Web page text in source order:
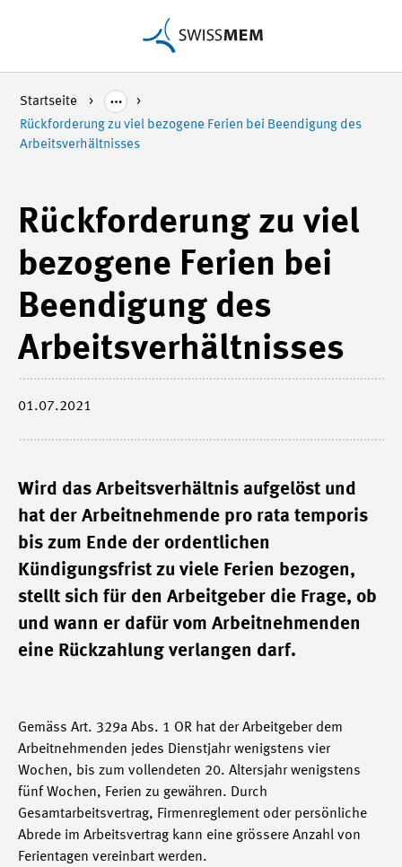
Startseite
Rückforderung zu viel bezogene Ferien bei Beendigung des
Arbeitsverhältnisses
Rückforderung zu viel
bezogene Ferien bei
Beendigung des
Arbeitsverhältnisses
01.07.2021
Wird das Arbeitsverhältnis aufgelöst und
hat der Arbeitnehmende pro rata temporis
bis zum Ende der ordentlichen
Kündigungsfrist zu viele Ferien bezogen,
stellt sich für den Arbeitgeber die Frage, ob
und wann er dafür vom Arbeitnehmenden
eine Rückzahlung verlangen darf.
Gemäss Art. 329a Abs. 1 OR hat der Arbeitgeber dem
Arbeitnehmenden jedes Dienstjahr wenigstens vier
Wochen, bis zum vollendeten 20. Altersjahr wenigstens
fünf Wochen, Ferien zu gewähren. Durch
Gesamtarbeitsvertrag, Firmenreglement oder persönliche
Abrede im Arbeitsvertrag kann eine grössere Anzahl von
Ferientagen vereinbart werden.